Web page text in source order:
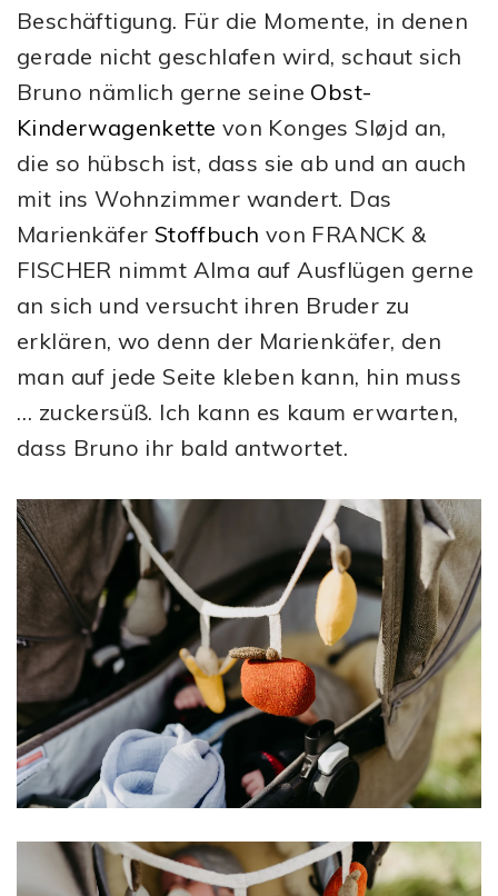
Beschäftigung. Für die Momente, in denen
gerade nicht geschlafen wird, schaut sich
Bruno nämlich gerne seine Obst-
Kinderwagenkette von Konges Sløjd an,
die so hübsch ist, dass sie ab und an auch
mit ins Wohnzimmer wandert. Das
Marienkäfer Stoffbuch von FRANCK &
FISCHER nimmt Alma auf Ausflügen gerne
an sich und versucht ihren Bruder zu
erklären, wo denn der Marienkäfer, den
man auf jede Seite kleben kann, hin muss
… zuckersüß. Ich kann es kaum erwarten,
dass Bruno ihr bald antwortet.